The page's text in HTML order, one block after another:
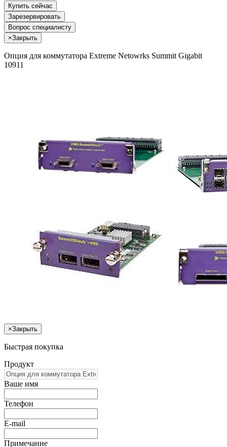
Купить сейчас
Зарезервировать
Вопрос специалисту
×Закрыть
Опция для коммутатора Extreme Netowrks Summit Gigabit
10911
×Закрыть
Быстрая покупка
Продукт
Ваше имя
Телефон
E-mail
Примечание